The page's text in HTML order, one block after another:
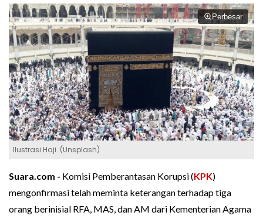
Perbesar
Ilustrasi Haji. (Unsplash)
Suara.com - Komisi Pemberantasan Korupsi (KPK)
mengonfirmasi telah meminta keterangan terhadap tiga
orang berinisial RFA, MAS, dan AM dari Kementerian Agama